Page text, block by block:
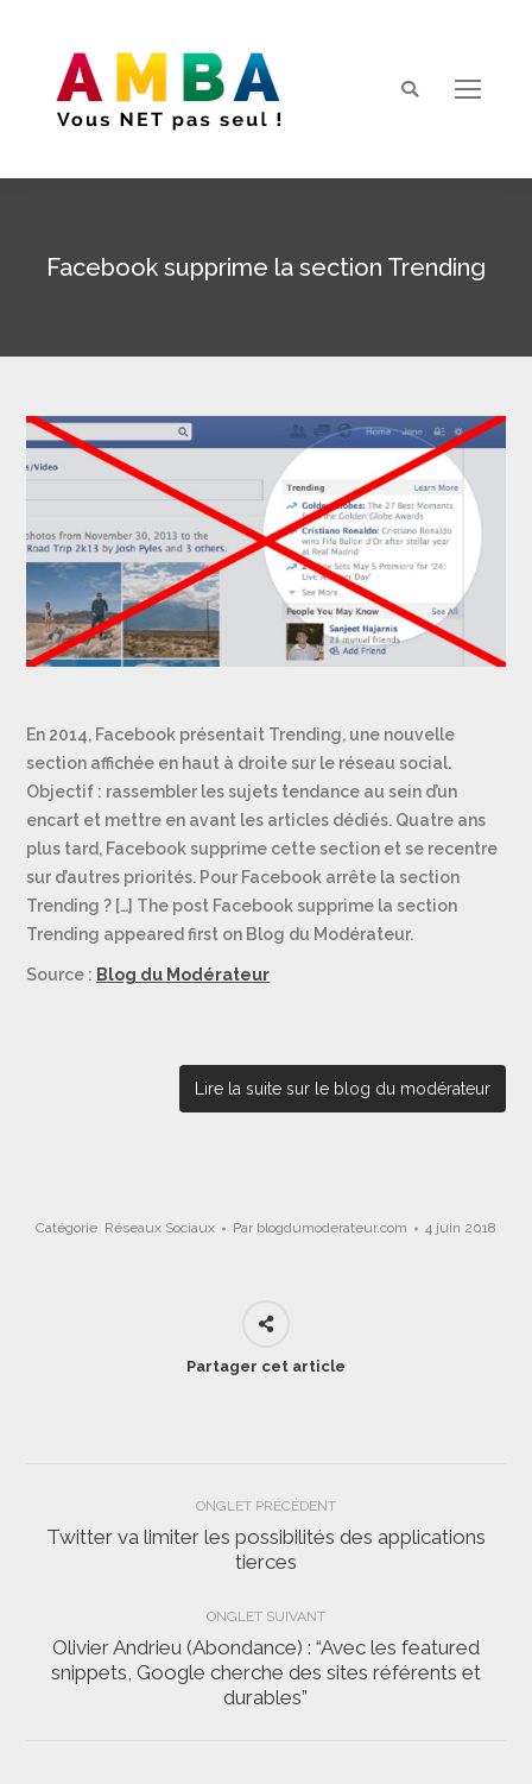
Search:
Facebook supprime la section Trending
En 2014, Facebook présentait Trending, une nouvelle
section affichée en haut à droite sur le réseau social.
Objectif : rassembler les sujets tendance au sein d’un
encart et mettre en avant les articles dédiés. Quatre ans
plus tard, Facebook supprime cette section et se recentre
sur d’autres priorités. Pour Facebook arrête la section
Trending ? […] The post Facebook supprime la section
Trending appeared first on Blog du Modérateur.
Source : Blog du Modérateur
Lire la suite sur le blog du modérateur
Catégorie Réseaux Sociaux Par blogdumoderateur.com 4 juin 2018
Partager cet article
Navigation
de
ONGLET PRÉCÉDENT
Onglet
Twitter va limiter les possibilités des applications
tierces
ONGLET SUIVANT
Onglet
suivant
Olivier Andrieu (Abondance) : “Avec les featured
snippets, Google cherche des sites référents et
durables”